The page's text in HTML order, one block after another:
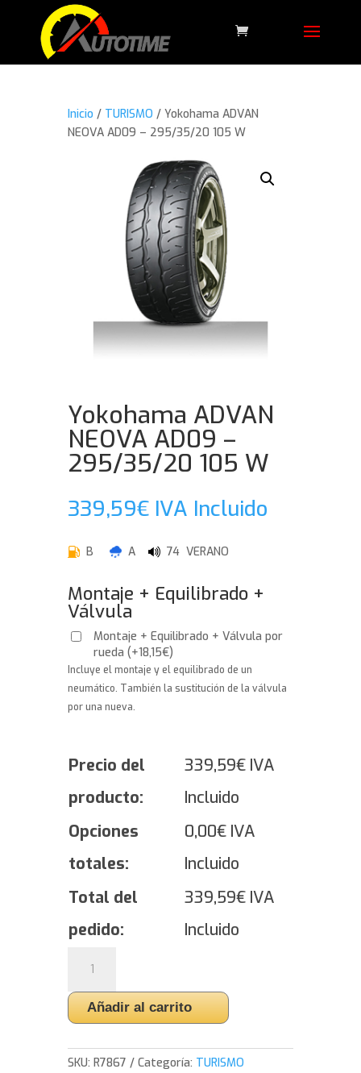
Inicio / TURISMO / Yokohama ADVAN
NEOVA AD09 – 295/35/20 105 W
Yokohama ADVAN
NEOVA AD09 –
295/35/20 105 W
339,59€ IVA Incluido
B A 74 VERANO
Montaje + Equilibrado +
Válvula
Montaje + Equilibrado + Válvula por
rueda(+18,15€)
Incluye el montaje y el equilibrado de un
neumático. También la sustitución de la válvula
por una nueva.
Precio del
producto:
339,59€ IVA
Incluido
Opciones
totales:
0,00€ IVA
Incluido
Total del
pedido:
339,59€ IVA
Incluido
ADVAN
NEOVA
AD09
295/35/20
105
Añadir al carrito
SKU:R7867 Categoría: TURISMO